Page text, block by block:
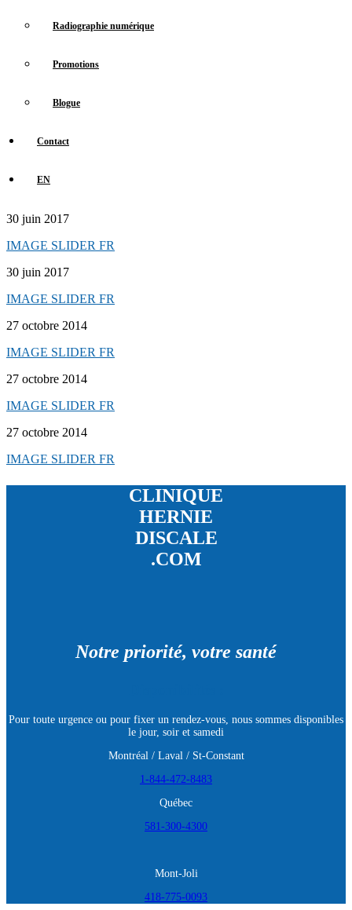
Radiographie numérique
Promotions
Blogue
Contact
EN
30 juin 2017
IMAGE SLIDER FR
30 juin 2017
IMAGE SLIDER FR
27 octobre 2014
IMAGE SLIDER FR
27 octobre 2014
IMAGE SLIDER FR
27 octobre 2014
IMAGE SLIDER FR
CLINIQUE
HERNIE
DISCALE
.COM
Notre priorité, votre santé
Pour toute urgence ou pour fixer un rendez-vous, nous sommes disponibles
le jour, soir et samedi
Montréal / Laval / St-Constant
1-844-472-8483
Québec
581-300-4300
Mont-Joli
418-775-0093